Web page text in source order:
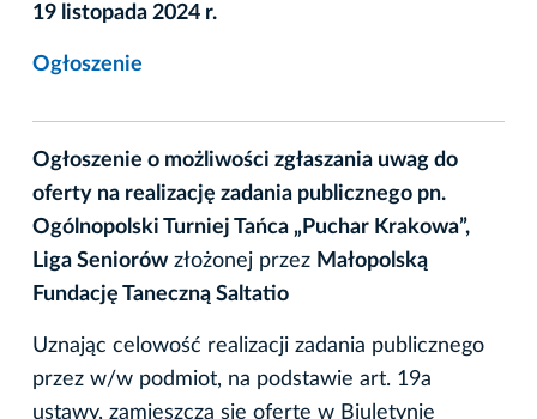
19 listopada 2024 r.
Ogłoszenie
Ogłoszenie o możliwości zgłaszania uwag do
oferty na realizację zadania publicznego pn.
Ogólnopolski Turniej Tańca „Puchar Krakowa”,
Liga Seniorów złożonej przez Małopolską
Fundację Taneczną Saltatio
Uznając celowość realizacji zadania publicznego
przez w/w podmiot, na podstawie art. 19a
ustawy, zamieszcza się ofertę w Biuletynie